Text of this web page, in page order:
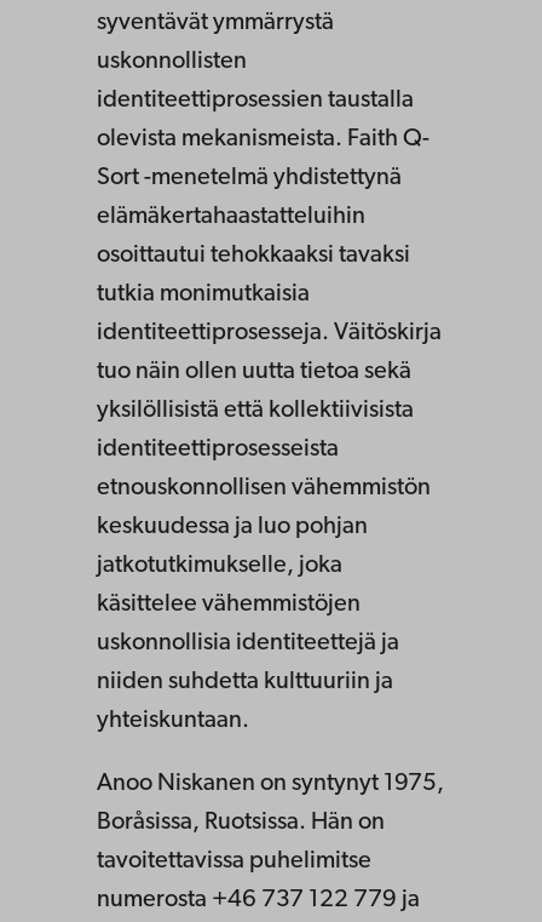
syventävät ymmärrystä
uskonnollisten
identiteettiprosessien taustalla
olevista mekanismeista. Faith Q-
Sort -menetelmä yhdistettynä
elämäkertahaastatteluihin
osoittautui tehokkaaksi tavaksi
tutkia monimutkaisia
identiteettiprosesseja. Väitöskirja
tuo näin ollen uutta tietoa sekä
yksilöllisistä että kollektiivisista
identiteettiprosesseista
etnouskonnollisen vähemmistön
keskuudessa ja luo pohjan
jatkotutkimukselle, joka
käsittelee vähemmistöjen
uskonnollisia identiteettejä ja
niiden suhdetta kulttuuriin ja
yhteiskuntaan.
Anoo Niskanen on syntynyt 1975,
Boråsissa, Ruotsissa. Hän on
tavoitettavissa puhelimitse
numerosta +46 737 122 779 ja